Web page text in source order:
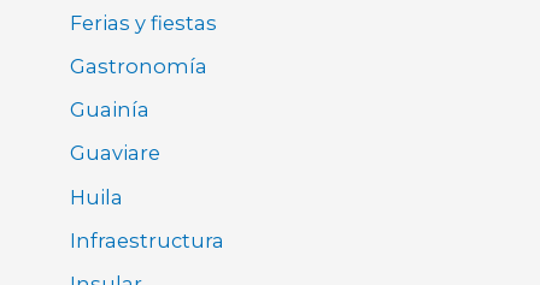
Ferias y fiestas
Gastronomía
Guainía
Guaviare
Huila
Infraestructura